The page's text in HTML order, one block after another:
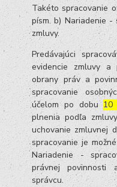
Takéto spracovanie
písm. b) Nariadenie -
zmluvy.
Predávajúci
evidencie zmluvy a
obrany práv a
spracovanie
účelom po dobu 10
plnenia podľa
uchovanie zmluvnej
spracovanie je
Nariadenie -
právnej povinnosti
správcu.